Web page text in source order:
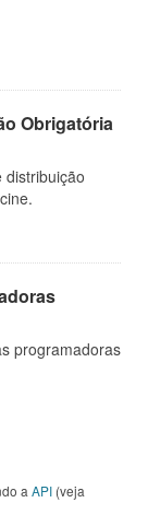
Obrigatória
distribuição
programadoras
a API (veja